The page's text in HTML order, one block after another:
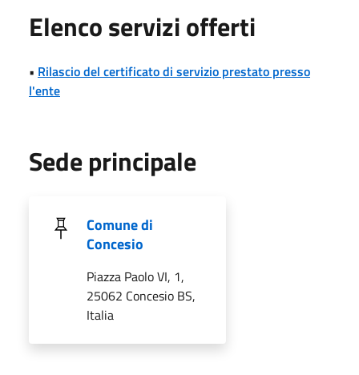
Elenco servizi offerti
• Rilascio del certificato di servizio prestato presso
l'ente
Sede principale
Comune di
Concesio
Piazza Paolo VI, 1,
25062 Concesio BS,
Italia